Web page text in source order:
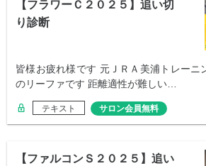
【フラワーＣ２０２５】追い切
り診断
皆様お疲れ様です 元ＪＲＡ美浦トレーニ
のリーファです 距離適性が難しい…
テキスト サロン会員無料
【ファルコンＳ２０２５】追い